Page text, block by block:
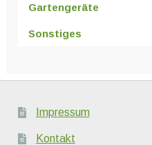
Gartengeräte
Sonstiges
Impressum
Kontakt